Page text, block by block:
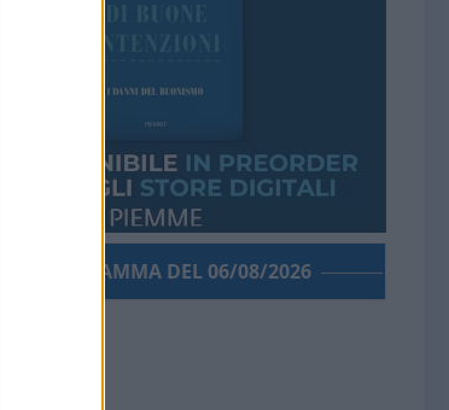
PORROGRAMMA DEL 06/08/2026